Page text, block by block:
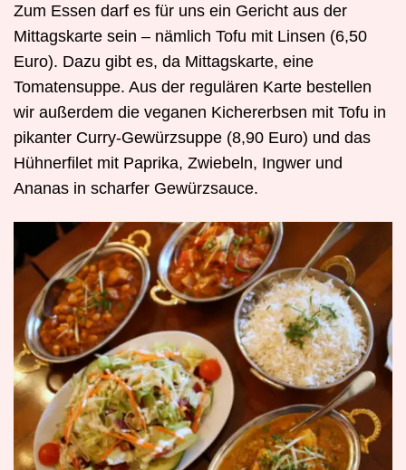
Zum Essen darf es für uns ein Gericht aus der
Mittagskarte sein – nämlich Tofu mit Linsen (6,50
Euro). Dazu gibt es, da Mittagskarte, eine
Tomatensuppe. Aus der regulären Karte bestellen
wir außerdem die veganen Kichererbsen mit Tofu in
pikanter Curry-Gewürzsuppe (8,90 Euro) und das
Hühnerfilet mit Paprika, Zwiebeln, Ingwer und
Ananas in scharfer Gewürzsauce.